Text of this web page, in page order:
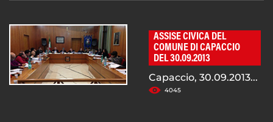
ASSISE CIVICA DEL
COMUNE DI CAPACCIO
DEL 30.09.2013
Capaccio, 30.09.2013...
4045